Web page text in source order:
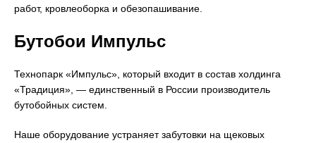
работ, кровлеоборка и обезопашивание.
Бутобои Импульс
Технопарк «Импульс», который входит в состав холдинга
«Традиция», — единственный в России производитель
бутобойных систем.
Наше оборудование устраняет забутовки на щековых